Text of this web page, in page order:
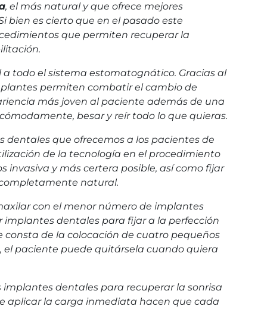
, el más natural y que ofrece mejores
bien es cierto que en el pasado este
que permiten recuperar la
todo el sistema estomatognático. Gracias al
permiten combatir el cambio de
más joven al paciente además de una
besar y reír todo lo que quieras.
que ofrecemos a los pacientes de
de la tecnología en el procedimiento
y más certera posible, así como fijar
natural.
con el menor número de implantes
dentales para fijar a la perfección
consta de la colocación de cuatro pequeños
paciente puede quitársela cuando quiera
dentales para recuperar la sonrisa
aplicar la carga inmediata hacen que cada